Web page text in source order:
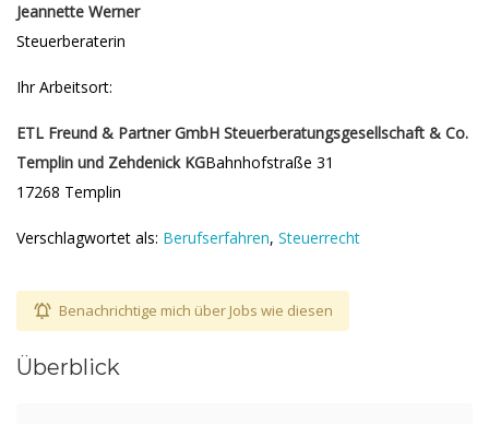
Jeannette Werner
Steuerberaterin
Ihr Arbeitsort:
ETL Freund & Partner GmbH Steuerberatungsgesellschaft & Co.
Templin und Zehdenick KGBahnhofstraße 31
17268 Templin
Verschlagwortet als: Berufserfahren, Steuerrecht
Benachrichtige mich über Jobs wie diesen
Überblick